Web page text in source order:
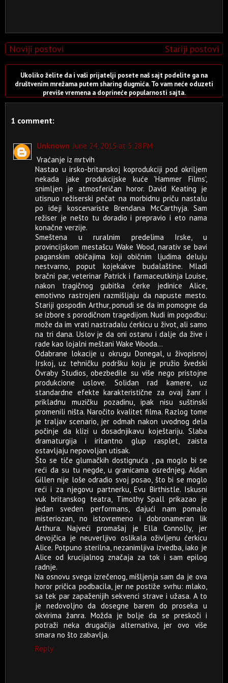
Noviji postovi Stariji postovi
Ukoliko želite da i vaši prijatelji posete naš sajt podelite ga na
društvenim mrežama putem sharing dugmića. To vam neće oduzeti
previše vremena a doprineće popularnosti sajta.
1 comment:
Unknown June 24, 2015 at 5:28 PM
Vraćanje iz mrtvih
Nastao u irsko-britanskoj koprodukciji pod okriljem
nekada jake produkcijske kuće 'Hammer Films',
snimljen je atmosferičan horor. David Keating je
utisnuo režiserski pečat na morbidnu priču nastalu
po ideji koscenariste Brendana McCarthyja. Sam
režiser je nešto tu doradio i prepravio i eto nama
konačne verzije.
Smeštena u ruralnim predelima Irske, u
provincijskom mestašcu Wake Wood, narativ se bavi
paganskim običajima koji običnim ljudima deluju
nestvarno, poput kojekakve budalaštine. Mladi
bračni par, veterinar Patrick i farmaceutkinja Louise,
nakon tragičnog gubitka ćerke jedinice Alice,
emotivno rastrojeni razmišljaju da napuste mesto.
Stariji gospodin Arthur, ponudi se da im pomogne da
se izbore s porodičnom tragedijom. Nudi im pogodbu:
može da im vrati nastradalu ćerkicu u život, ali samo
na tri dana. Uslov je da oni ostanu i dalje da žive i
rade kao lojalni meštani Wake Wooda...
Odabrane lokacije u okrugu Donegal, u živopisnoj
Irskoj, uz tehničku podršku koju je pružio švedski
Övraby Studios, obezbedile su više nego pristojne
produkcione uslove. Solidan rad kamere, uz
standardne efekte karakteristične za ovaj žanr i
prikladnu muzičku pozadinu, ipak nisu suštinski
promenili ništa. Naročito kvalitet filma. Razlog tome
je traljav scenario, jer odmah nakon uvodnog dela
počinje da klizi u dosadnjikavu koještariju. Slaba
dramaturgija i iritantno glup rasplet, zaista
ostavljaju nepovoljan utisak.
Što se tiče glumačkih dostignuća , pa moglo bi se
reći da su tu negde, u granicama osrednjeg. Aidan
Gillen nije loše odradio svoj posao, što bi se moglo
reći i za njegovu partnerku, Evu Birthistle. Iskusni
vuk britanskog teatra, Timothy Spall prikazao je
jedan sveden performans, dajući nam pomalo
misteriozan, no istovremeno i dobronameran lik
Arthura. Najveći promašaj je Ella Connolly, jer
devojčica je neuverljivo oslikala oživljenu ćerkicu
Alice. Potpuno sterilna, nezanimljiva izvedba, iako je
Alice od krucijalnog značaja za tok i sam epilog
radnje.
Na osnovu svega izrečenog, mišljenja sam da je ova
horor pričica podbacila, jer ne postiže svrhu: mlako,
sa tek par zapaženijih sekvenci strave i užasa. A to
je nedovoljno da dosegne barem do proseka u
okvirima žanra. Možda je bolje da se preskoči i
potraži neka drugačija alternativa, jer ovo više
smara no što zabavlja.
Reply